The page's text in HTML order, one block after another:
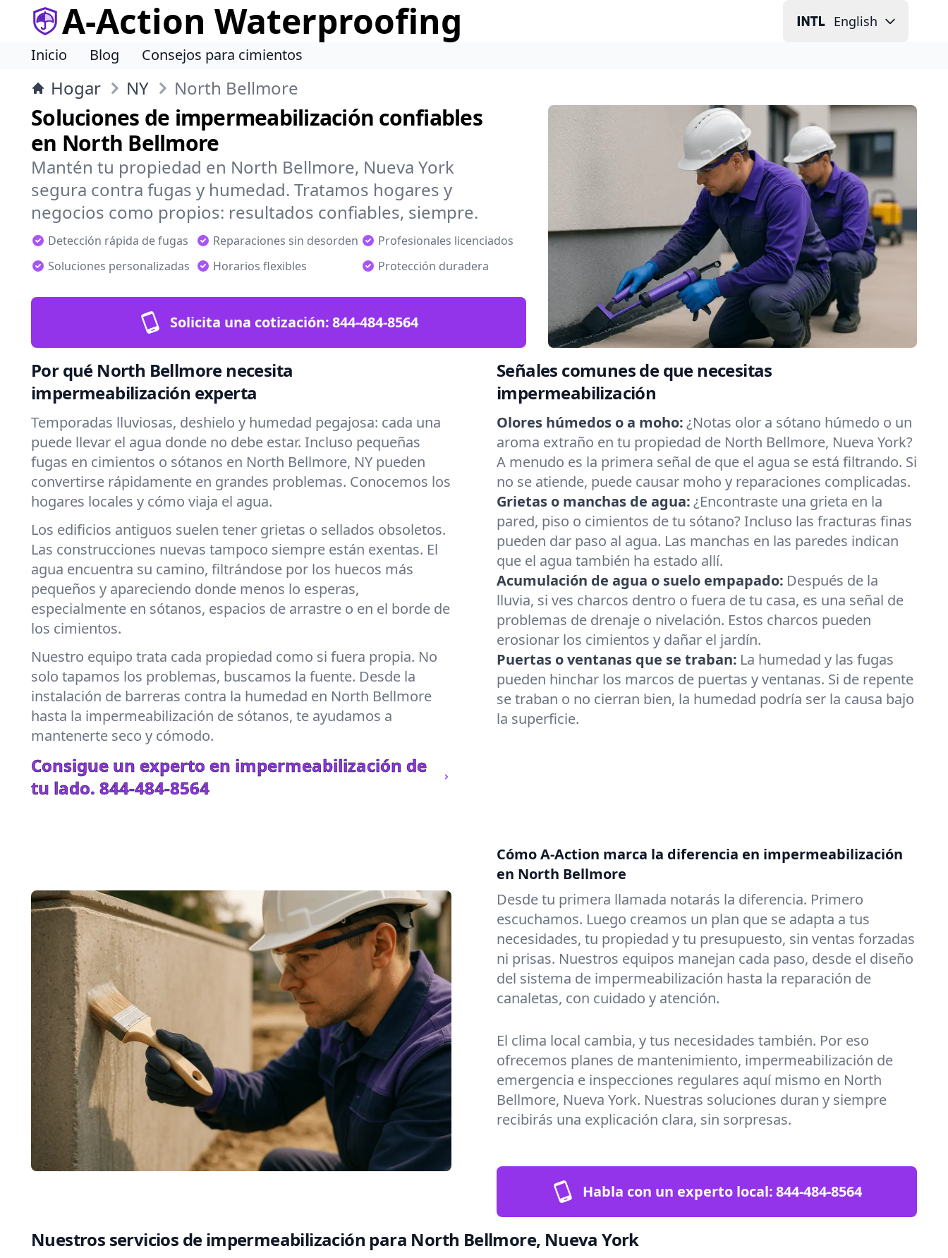
A-Action Waterproofing English
Inicio Blog Consejos para cimientos
Hogar NY North Bellmore
Soluciones de impermeabilización confiables
en North Bellmore
Mantén tu propiedad en North Bellmore, Nueva York
segura contra fugas y humedad. Tratamos hogares y
negocios como propios: resultados confiables, siempre.
Detección rápida de fugas Reparaciones sin desorden
Profesionales licenciados
Soluciones personalizadas
Horarios flexibles Protección duradera
Solicita una cotización:844-484-8564
Por qué North Bellmore necesita
impermeabilización experta
Temporadas lluviosas, deshielo y humedad pegajosa: cada una
puede llevar el agua donde no debe estar. Incluso pequeñas
fugas en cimientos o sótanos en North Bellmore, NY pueden
convertirse rápidamente en grandes problemas. Conocemos los
hogares locales y cómo viaja el agua.
Los edificios antiguos suelen tener grietas o sellados obsoletos.
Las construcciones nuevas tampoco siempre están exentas. El
agua encuentra su camino, filtrándose por los huecos más
pequeños y apareciendo donde menos lo esperas,
especialmente en sótanos, espacios de arrastre o en el borde de
los cimientos.
Nuestro equipo trata cada propiedad como si fuera propia. No
solo tapamos los problemas, buscamos la fuente. Desde la
instalación de barreras contra la humedad en North Bellmore
hasta la impermeabilización de sótanos, te ayudamos a
mantenerte seco y cómodo.
Consigue un experto en impermeabilización de
tu lado. 844-484-8564
Señales comunes de que necesitas
impermeabilización
Olores húmedos o a moho:¿Notas olor a sótano húmedo o un
aroma extraño en tu propiedad de North Bellmore, Nueva York?
A menudo es la primera señal de que el agua se está filtrando. Si
no se atiende, puede causar moho y reparaciones complicadas.
Grietas o manchas de agua:¿Encontraste una grieta en la
pared, piso o cimientos de tu sótano? Incluso las fracturas finas
pueden dar paso al agua. Las manchas en las paredes indican
que el agua también ha estado allí.
Acumulación de agua o suelo empapado: Después de la
lluvia, si ves charcos dentro o fuera de tu casa, es una señal de
problemas de drenaje o nivelación. Estos charcos pueden
erosionar los cimientos y dañar el jardín.
Puertas o ventanas que se traban: La humedad y las fugas
pueden hinchar los marcos de puertas y ventanas. Si de repente
se traban o no cierran bien, la humedad podría ser la causa bajo
la superficie.
Cómo A-Action marca la diferencia en impermeabilización
en North Bellmore
Desde tu primera llamada notarás la diferencia. Primero
escuchamos. Luego creamos un plan que se adapta a tus
necesidades, tu propiedad y tu presupuesto, sin ventas forzadas
ni prisas. Nuestros equipos manejan cada paso, desde el diseño
del sistema de impermeabilización hasta la reparación de
canaletas, con cuidado y atención.
El clima local cambia, y tus necesidades también. Por eso
ofrecemos planes de mantenimiento, impermeabilización de
emergencia e inspecciones regulares aquí mismo en North
Bellmore, Nueva York. Nuestras soluciones duran y siempre
recibirás una explicación clara, sin sorpresas.
Habla con un experto local:844-484-8564
Nuestros servicios de impermeabilización para North Bellmore, Nueva York